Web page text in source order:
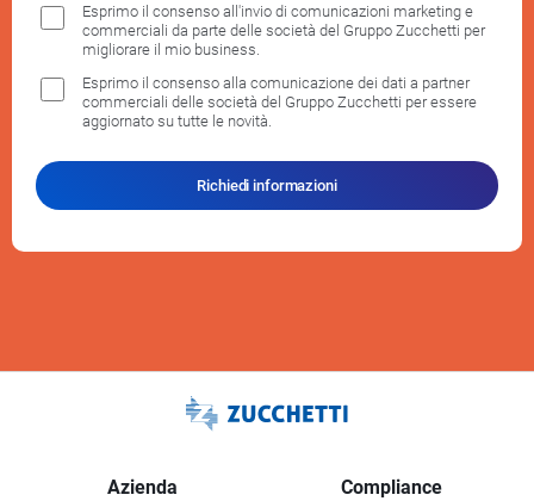
Esprimo il consenso all'invio di comunicazioni marketing e
commerciali da parte delle società del Gruppo Zucchetti per
migliorare il mio business.
Esprimo il consenso alla comunicazione dei dati a partner
commerciali delle società del Gruppo Zucchetti per essere
aggiornato su tutte le novità.
Richiedi informazioni
Azienda Compliance